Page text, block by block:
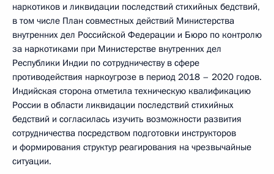
наркотиков и ликвидации последствий стихийных бедствий,
в том числе План совместных действий Министерства
внутренних дел Российской Федерации и Бюро по контролю
за наркотиками при Министерстве внутренних дел
Республики Индии по сотрудничеству в сфере
противодействия наркоугрозе в период 2018 – 2020 годов.
Индийская сторона отметила техническую квалификацию
России в области ликвидации последствий стихийных
бедствий и согласилась изучить возможности развития
сотрудничества посредством подготовки инструкторов
и формирования структур реагирования на чрезвычайные
ситуации.